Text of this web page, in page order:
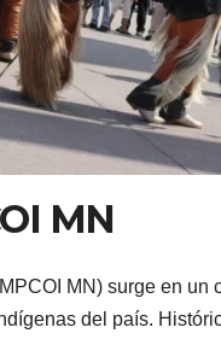
MN
MN) surge en un
del país.